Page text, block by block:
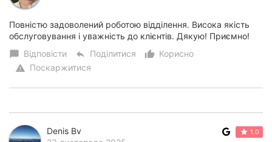
Повністю задоволений роботою відділення. Висока якість
обслуговування і уважність до клієнтів. Дякую! Приємно!
chat_bubble Відповісти reply Поділитися thumb_up_alt
Корисно
warning Поскаржитися
Denis Bv
1.0